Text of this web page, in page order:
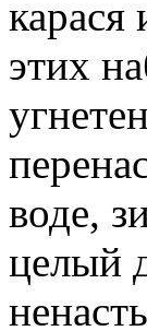
этих
воде,
целый